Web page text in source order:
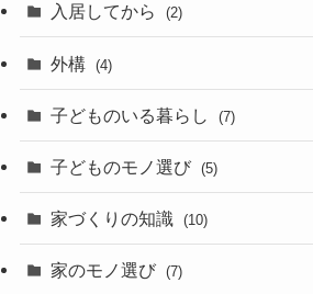
入居してから (2)
外構 (4)
子どものいる暮らし (7)
子どものモノ選び (5)
家づくりの知識 (10)
家のモノ選び (7)